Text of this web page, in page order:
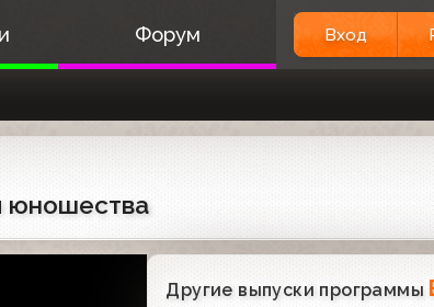
Форум Вход
юношества
Другие выпуски программы